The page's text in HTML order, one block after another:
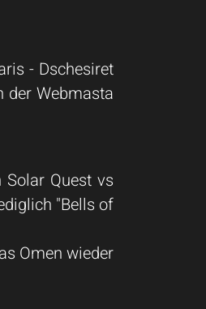
- Dschesiret
der Webmasta
Quest vs
"Bells of
Omen wieder